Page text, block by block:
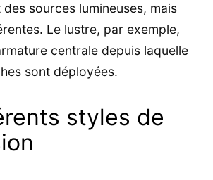
sources lumineuses, mais
Le lustre, par exemple,
centrale depuis laquelle
sont déployées.
styles de